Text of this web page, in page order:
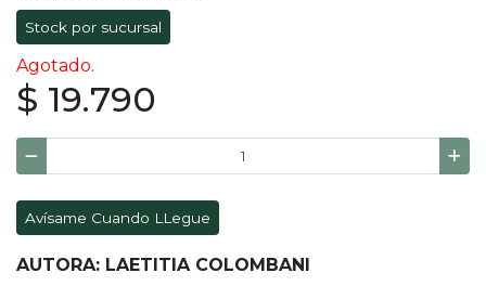
Stock por sucursal
Agotado.
$ 19.790
Avísame Cuando LLegue
AUTORA: LAETITIA COLOMBANI